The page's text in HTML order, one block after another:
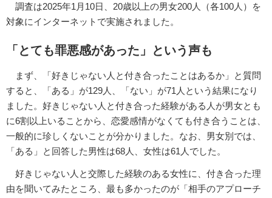
調査は2025年1月10日、20歳以上の男女200人（各100人）を
対象にインターネットで実施されました。
「とても罪悪感があった」という声も
まず、「好きじゃない人と付き合ったことはあるか」と質問
すると、「ある」が129人、「ない」が71人という結果になり
ました。好きじゃない人と付き合った経験がある人が男女とも
に6割以上いることから、恋愛感情がなくても付き合うことは、
一般的に珍しくないことが分かりました。なお、男女別では、
「ある」と回答した男性は68人、女性は61人でした。
好きじゃない人と交際した経験のある女性に、付き合った理
由を聞いてみたところ、最も多かったのが「相手のアプローチ